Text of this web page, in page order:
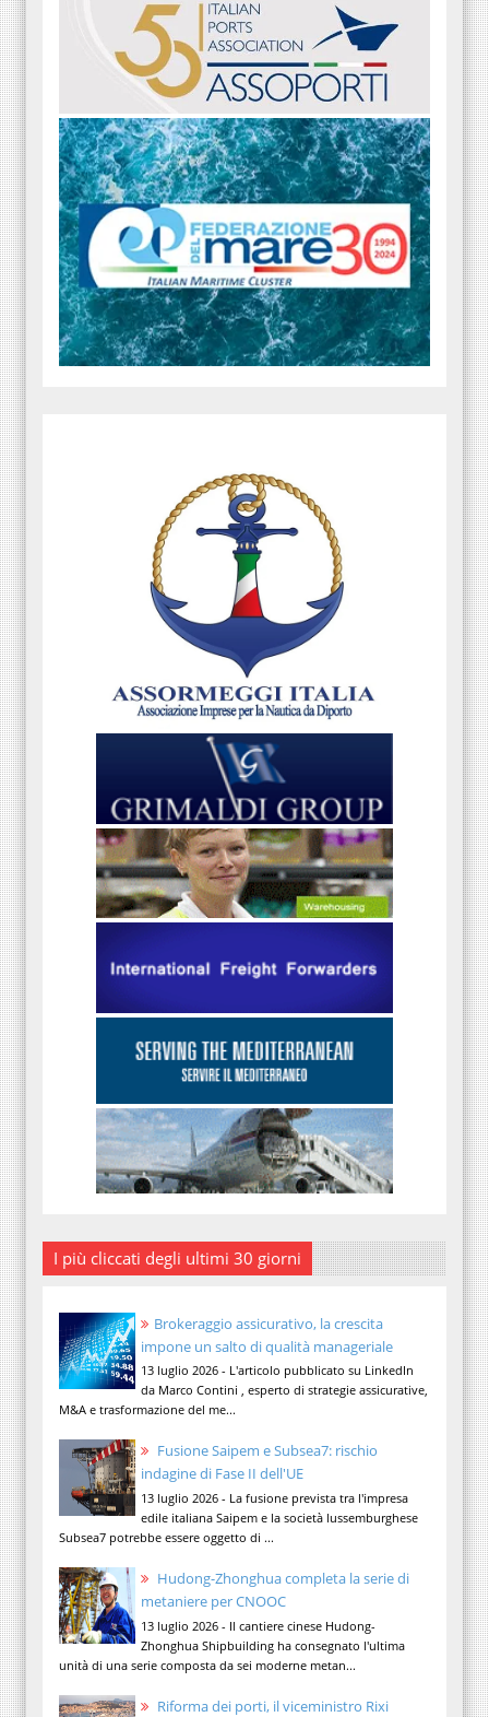
I più cliccati degli ultimi 30 giorni
Brokeraggio assicurativo, la crescita
impone un salto di qualità manageriale
13 luglio 2026 - L'articolo pubblicato su LinkedIn
da Marco Contini , esperto di strategie assicurative,
M&A e trasformazione del me...
Fusione Saipem e Subsea7: rischio
indagine di Fase II dell'UE
13 luglio 2026 - La fusione prevista tra l'impresa
edile italiana Saipem e la società lussemburghese
Subsea7 potrebbe essere oggetto di ...
Hudong-Zhonghua completa la serie di
metaniere per CNOOC
13 luglio 2026 - Il cantiere cinese Hudong-
Zhonghua Shipbuilding ha consegnato l'ultima
unità di una serie composta da sei moderne metan...
Riforma dei porti, il viceministro Rixi